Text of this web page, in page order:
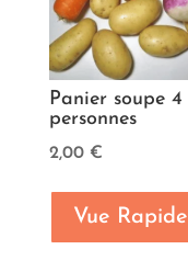
Panier soupe 4
personnes
2,00 €
Vue Rapide